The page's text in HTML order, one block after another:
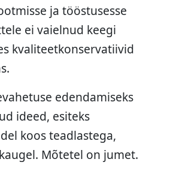
ja tööstusesse
ei vaielnud keegi
kvaliteetkonservatiivid
edendamiseks
ideed, esiteks
koos teadlastega,
Mõtetel on jumet.